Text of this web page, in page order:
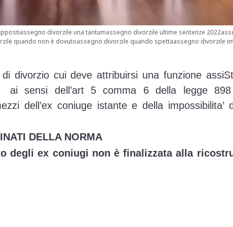
divorzile una tantumassegno divorzile ultime sentenze
quando non è dovutoassegno divorzile quando spettaassegno divorzile
divorzio cui deve attribuirsi una funzione
ai sensi dell’art 5 comma 6 della legge
dell’ex coniuge istante e della impossibilita’
DELLA NORMA
degli ex coniugi non è finalizzata alla